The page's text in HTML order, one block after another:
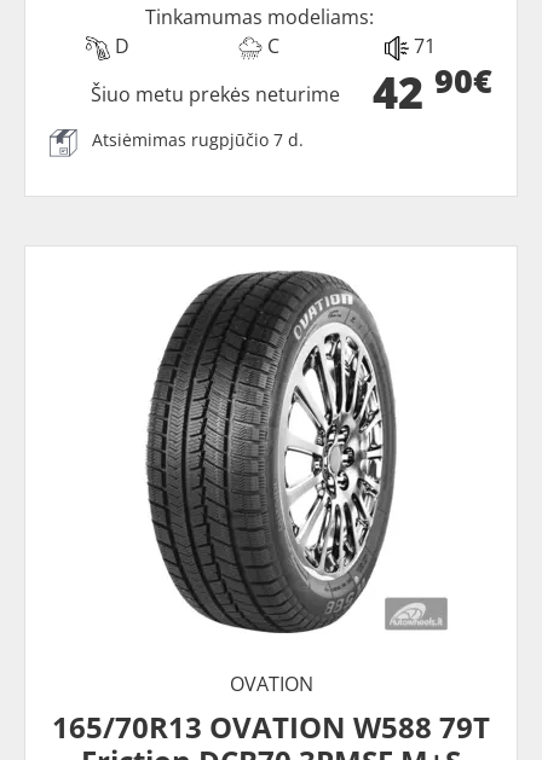
Tinkamumas modeliams:
D
C 71
42 90€
Šiuo metu prekės neturime
Atsiėmimas rugpjūčio 7 d.
OVATION
165/70R13 OVATION W588 79T